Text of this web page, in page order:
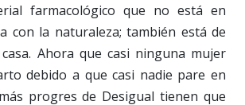
farmacológico que no está en
con la naturaleza; también está de
Ahora que casi ninguna mujer
debido a que casi nadie pare en
progres de Desigual tienen que